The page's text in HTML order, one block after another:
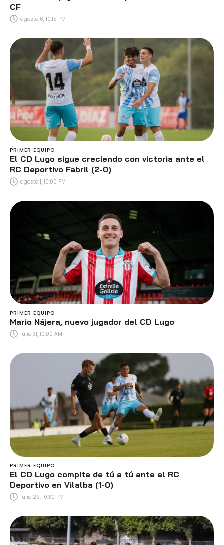
CF
agosto 6, 10:15 PM
PRIMER EQUIPO
El CD Lugo sigue creciendo con victoria ante el
RC Deportivo Fabril (2-0)
agosto 1, 10:00 PM
PRIMER EQUIPO
Mario Nájera, nuevo jugador del CD Lugo
julio 31, 10:00 AM
PRIMER EQUIPO
El CD Lugo compite de tú a tú ante el RC
Deportivo en Vilalba (1-0)
julio 29, 10:30 PM